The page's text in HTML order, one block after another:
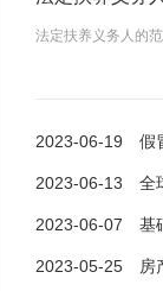
假冒商品的认定标准假
法定扶养义务人的
2023-06-19 假冒商
2023-06-13 全球观焦
2023-06-07 基础
2023-05-25 房产